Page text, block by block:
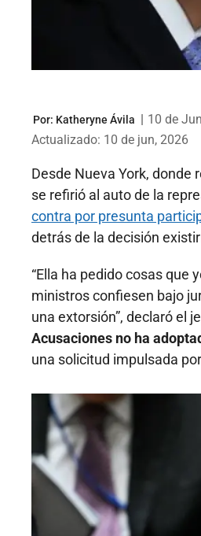
Por: Katheryne Ávila | 10 de
Actualizado: 10 de jun, 2026
Desde Nueva York, donde
se refirió al auto de la
contra por presunta
detrás de la decisión
“Ella ha pedido cosas que
ministros confiesen bajo
una extorsión”, declaró el
Acusaciones no ha
una solicitud impulsada